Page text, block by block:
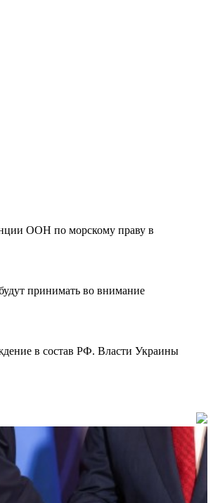
ООН по морскому праву в
принимать во внимание
в состав РФ. Власти Украины